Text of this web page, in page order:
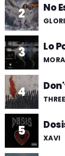
2 No
3 Lo
4
5 XAVI